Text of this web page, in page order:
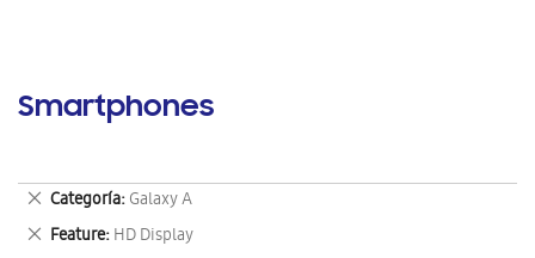
Smartphones
Categoría Galaxy A
Eliminar
este
artículo
Feature HD Display
Eliminar